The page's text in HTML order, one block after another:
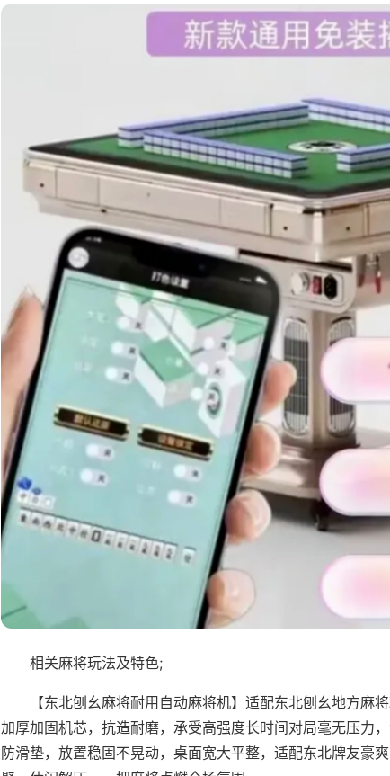
相关麻将玩法及特色;
【东北刨幺麻将耐用自动麻将机】适配东北刨幺地方麻
加厚加固机芯，抗造耐磨，承受高强度长时间对局毫无压力
防滑垫，放置稳固不晃动，桌面宽大平整，适配东北牌友豪